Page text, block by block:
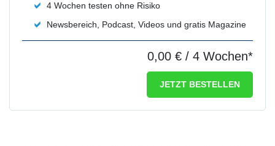
4 Wochen testen ohne Risiko
Newsbereich, Podcast, Videos und gratis Magazine
0,00 € / 4 Wochen*
JETZT BESTELLEN